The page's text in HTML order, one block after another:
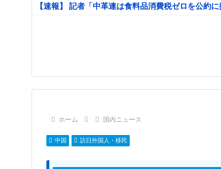
【速報】 記者「中革連は食料品消費税ゼロを公約
ホーム 国内ニュース
中国 訪日外国人・移民